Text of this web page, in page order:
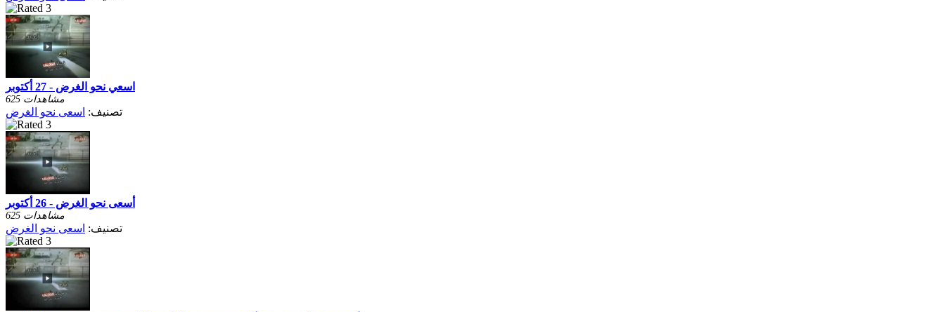
اسعي نحو الغرض - 27 أكتوبر
625 مشاهدات
تصنيف: اسعى نحو الغرض
أسعى نحو الغرض - 26 أكتوبر
625 مشاهدات
تصنيف: اسعى نحو الغرض